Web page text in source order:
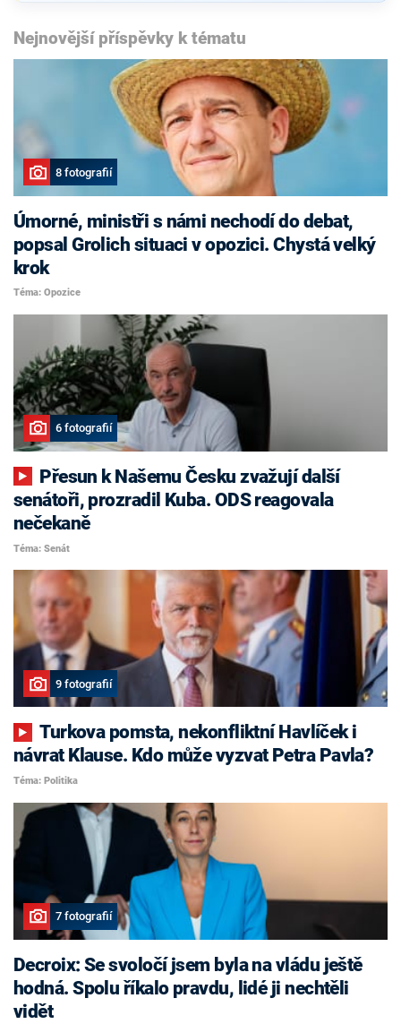
Nejnovější příspěvky k tématu
8 fotografií
Úmorné, ministři s námi nechodí do debat,
popsal Grolich situaci v opozici. Chystá velký
krok
Téma: Opozice
6 fotografií
senátoři, prozradil Kuba. ODS reagovala
nečekaně
Téma: Senát
9 fotografií
Turkova pomsta, nekonfliktní Havlíček i
návrat Klause. Kdo může vyzvat Petra Pavla?
Téma: Politika
7 fotografií
Decroix: Se svoločí jsem byla na vládu ještě
hodná. Spolu říkalo pravdu, lidé ji nechtěli
vidět